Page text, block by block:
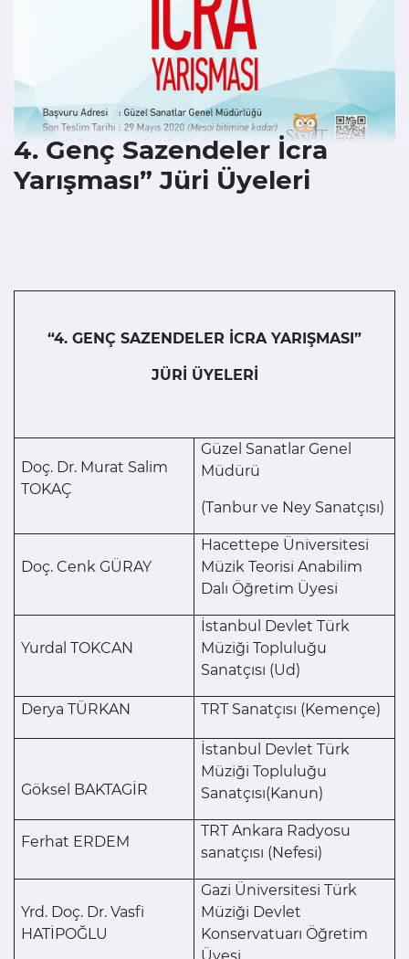
4. Genç Sazendeler İcra
Yarışması” Jüri Üyeleri
“4. GENÇ SAZENDELER İCRA YARIŞMASI”
JÜRİ ÜYELERİ
Doç. Dr. Murat Salim
TOKAÇ
Güzel Sanatlar Genel
Müdürü
(Tanbur ve Ney Sanatçısı)
Doç. Cenk GÜRAY
Hacettepe Üniversitesi
Müzik Teorisi Anabilim
Dalı Öğretim Üyesi
Yurdal TOKCAN
İstanbul Devlet Türk
Müziği Topluluğu
Sanatçısı (Ud)
Derya TÜRKAN TRT Sanatçısı (Kemençe)
Göksel BAKTAGİR
İstanbul Devlet Türk
Müziği Topluluğu
Sanatçısı(Kanun)
Ferhat ERDEM
TRT Ankara Radyosu
sanatçısı (Nefesi)
Yrd. Doç. Dr. Vasfi
HATİPOĞLU
Gazi Üniversitesi Türk
Müziği Devlet
Konservatuarı Öğretim